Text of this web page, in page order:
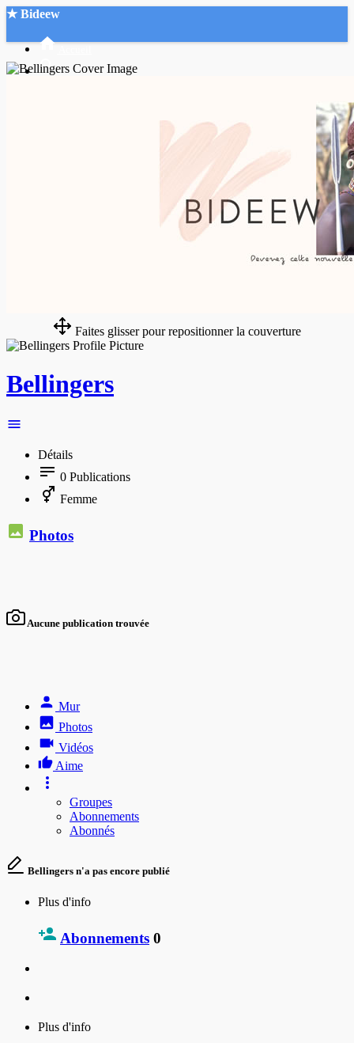
★ Bideew
Faites glisser pour repositionner la couverture
Bellingers
Détails
0 Publications
Femme
Photos
Aucune publication trouvée
Mur
Photos
Vidéos
Aime
Groupes
Abonnements
Abonnés
Bellingers n'a pas encore publié
Plus d'info
Abonnements 0
Plus d'info